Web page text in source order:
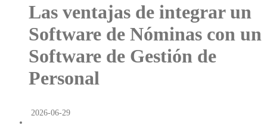
Las ventajas de integrar un
Software de Nóminas con un
Software de Gestión de
Personal
2026-06-29